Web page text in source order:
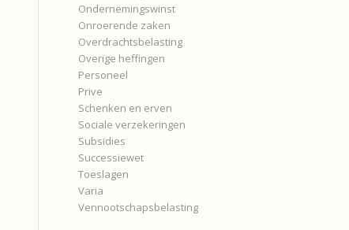
Ondernemingswinst
Onroerende zaken
Overdrachtsbelasting
Overige heffingen
Personeel
Prive
Schenken en erven
Sociale verzekeringen
Subsidies
Successiewet
Toeslagen
Varia
Vennootschapsbelasting